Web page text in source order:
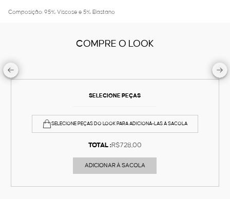
Composição: 95% Viscose e 5% Elastano
COMPRE O LOOK
SELECIONE PEÇAS
SELECIONE PEÇAS DO LOOK PARA ADICIONÁ-LAS À SACOLA
TOTAL :R$728,00
ADICIONAR À SACOLA